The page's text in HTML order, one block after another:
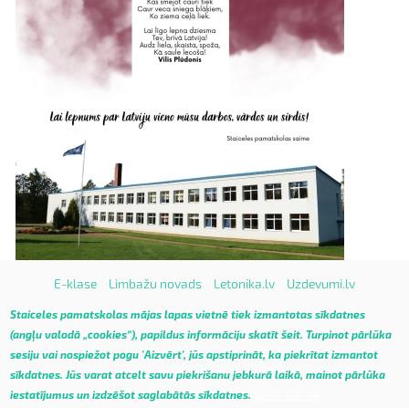
E-klase Limbažu novads Letonika.lv
Uzdevumi.lv
Vietnes karte
Staiceles pamatskolas mājas lapas vietnē tiek izmantotas sīkdatnes
(angļu valodā „cookies”), papildus informāciju skatītšeit. Turpinot pārlūka
sesiju vai nospiežot pogu 'Aizvērt', jūs apstiprināt, ka piekrītat izmantot
sīkdatnes. Jūs varat atcelt savu piekrišanu jebkurā laikā, mainot pārlūka
iestatījumus un izdzēšot saglabātās sīkdatnes.